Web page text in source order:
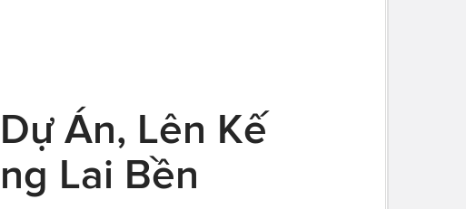
Án, Lên Kế
Lai Bền